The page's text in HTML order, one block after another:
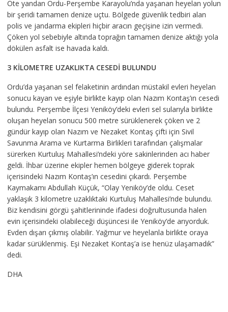
Öte yandan Ordu-Perşembe Karayolu’nda yaşanan heyelan yolun
bir şeridi tamamen denize uçtu. Bölgede güvenlik tedbiri alan
polis ve jandarma ekipleri hiçbir aracın geçişine izin vermedi.
Çöken yol sebebiyle altında toprağın tamamen denize aktığı yola
dökülen asfalt ise havada kaldı.
3 KİLOMETRE UZAKLIKTA CESEDİ BULUNDU
Ordu’da yaşanan sel felaketinin ardından müstakil evleri heyelan
sonucu kayan ve eşiyle birlikte kayıp olan Nazım Kontaş’ın cesedi
bulundu. Perşembe İlçesi Yeniköy’deki evleri sel sularıyla birlikte
oluşan heyelan sonucu 500 metre sürüklenerek çöken ve 2
gündür kayıp olan Nazım ve Nezaket Kontaş çifti için Sivil
Savunma Arama ve Kurtarma Birlikleri tarafından çalışmalar
sürerken Kurtuluş Mahallesi’ndeki yöre sakinlerinden acı haber
geldi. İhbar üzerine ekipler hemen bölgeye giderek toprak
içerisindeki Nazım Kontaş’ın cesedini çıkardı. Perşembe
Kaymakamı Abdullah Küçük, “Olay Yeniköy’de oldu. Ceset
yaklaşık 3 kilometre uzaklıktaki Kurtuluş Mahallesi’nde bulundu.
Biz kendisini görgü şahitlerininde ifadesi doğrultusunda halen
evin içerisindeki olabileceği düşüncesi ile Yeniköy’de arıyorduk.
Evden dışarı çıkmış olabilir. Yağmur ve heyelanla birlikte oraya
kadar sürüklenmiş. Eşi Nezaket Kontaş’a ise henüz ulaşamadık”
dedi.
DHA